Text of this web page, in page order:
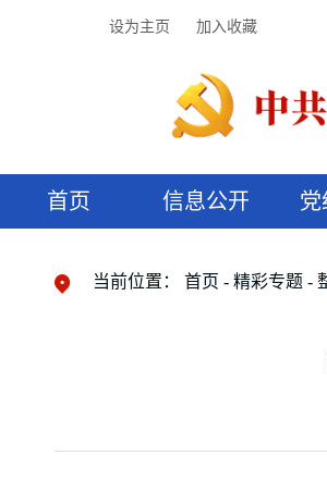
设为主页 加入收藏
首页 信息公开 党
当前位置： 首页 精彩专题